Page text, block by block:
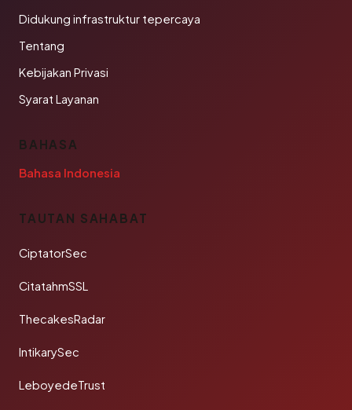
Didukung infrastruktur tepercaya
Tentang
Kebijakan Privasi
Syarat Layanan
BAHASA
Bahasa Indonesia
TAUTAN SAHABAT
CiptatorSec
CitatahmSSL
ThecakesRadar
IntikarySec
LeboyedeTrust